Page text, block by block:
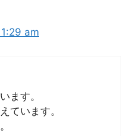
am
ます。
ています。